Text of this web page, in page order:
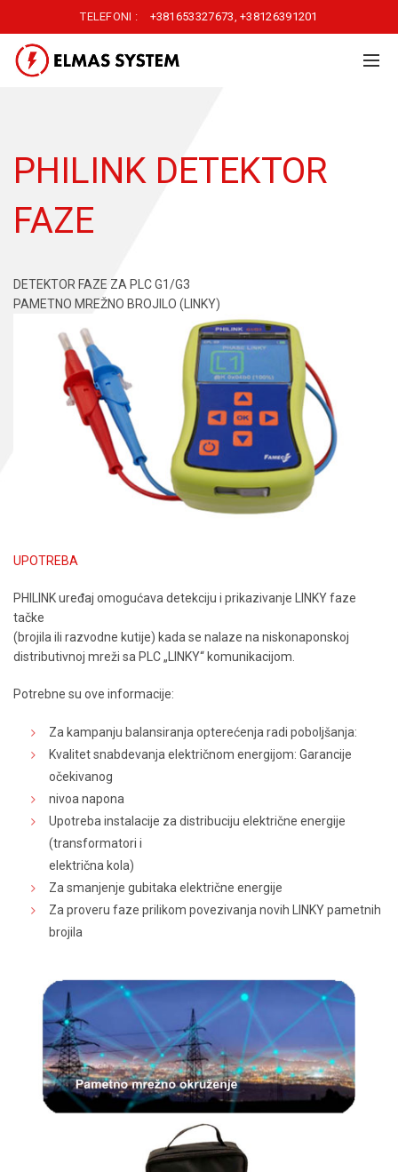
TELEFONI : +381653327673,+38126391201
PHILINK DETEKTOR
FAZE
DETEKTOR FAZE ZA PLC G1/G3
PAMETNO MREŽNO BROJILO (LINKY)
UPOTREBA
PHILINK uređaj omogućava detekciju i prikazivanje LINKY faze
tačke
(brojila ili razvodne kutije) kada se nalaze na niskonaponskoj
distributivnoj mreži sa PLC „LINKY“ komunikacijom.
Potrebne su ove informacije:
Za kampanju balansiranja opterećenja radi poboljšanja:
Kvalitet snabdevanja električnom energijom: Garancije
očekivanog
nivoa napona
Upotreba instalacije za distribuciju električne energije
(transformatori i
električna kola)
Za smanjenje gubitaka električne energije
Za proveru faze prilikom povezivanja novih LINKY pametnih
brojila